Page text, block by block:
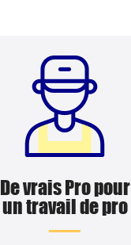
De vrais Pro pour
un travail de pro